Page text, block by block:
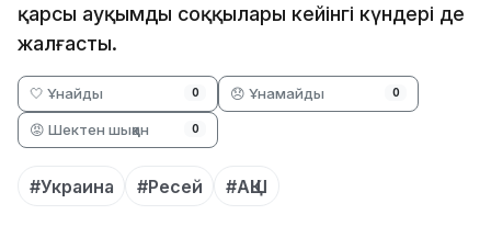
қарсы ауқымды соққылары кейінгі күндері де
жалғасты.
🤍 Ұнайды 0 😞 Ұнамайды 0
😡 Шектен шыққан 0
#Украина #Ресей #АҚШ